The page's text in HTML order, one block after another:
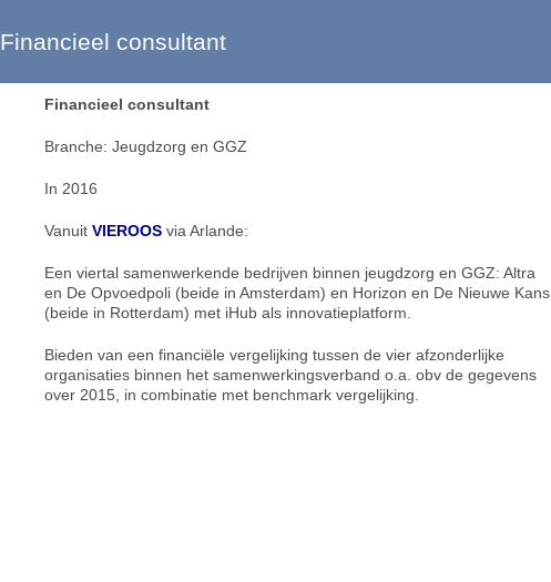
Financieel consultant
Financieel consultant
Branche: Jeugdzorg en GGZ
In 2016
Vanuit VIEROOS via Arlande:
Een viertal samenwerkende bedrijven binnen jeugdzorg en GGZ: Altra
en De Opvoedpoli (beide in Amsterdam) en Horizon en De Nieuwe Kans
(beide in Rotterdam) met iHub als innovatieplatform.
Bieden van een financiële vergelijking tussen de vier afzonderlijke
organisaties binnen het samenwerkingsverband o.a. obv de gegevens
over 2015, in combinatie met benchmark vergelijking.